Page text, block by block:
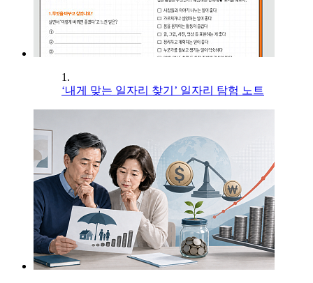
1.
‘내게 맞는 일자리 찾기’ 일자리 탐험 노트